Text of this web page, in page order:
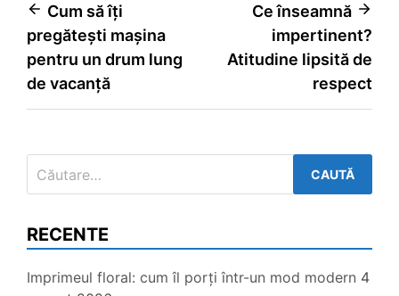
Navigare
în
articole
Cum să îți
pregătești mașina
pentru un drum lung
de vacanță
Ce înseamnă
impertinent?
Atitudine lipsită de
respect
după:
RECENTE
Imprimeul floral: cum îl porți într-un mod modern 4